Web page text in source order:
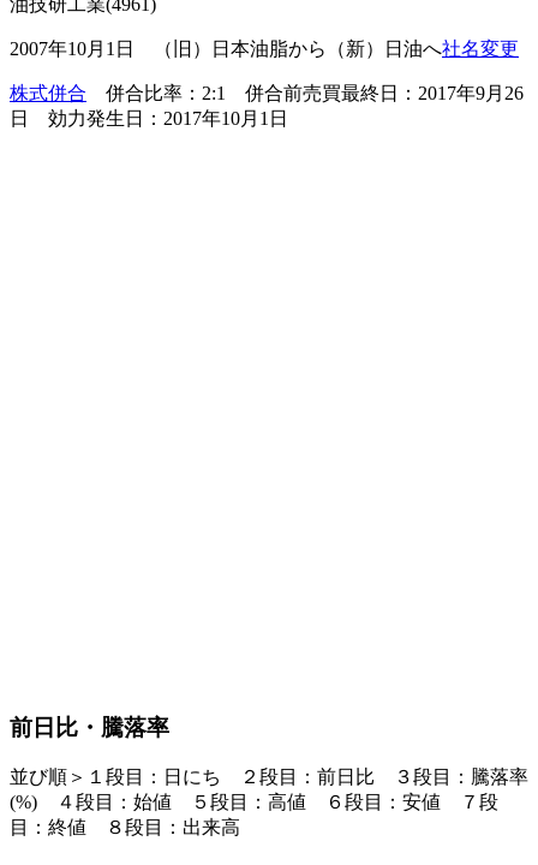
油技研工業(4961)
2007年10月1日 （旧）日本油脂から（新）日油へ社名変更
株式併合 併合比率：2:1 併合前売買最終日：2017年9月26
日 効力発生日：2017年10月1日
前日比・騰落率
並び順＞１段目：日にち ２段目： 前日比 ３段目： 騰落率
(%) ４段目：始値 ５段目：高値 ６段目：安値 ７段
目：終値 ８段目：出来高